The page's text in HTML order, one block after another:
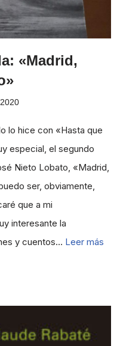
«Madrid,
lo hice con «Hasta que
especial, el segundo
Nieto Lobato, «Madrid,
ser, obviamente,
que a mi
interesante la
y cuentos… Leer más